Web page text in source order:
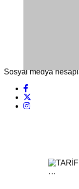
Sosyal medya